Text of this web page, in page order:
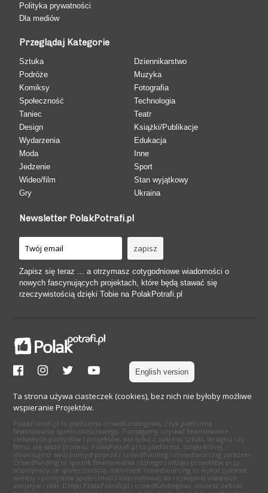
Polityka prywatności
Dla mediów
Przeglądaj Kategorie
Sztuka
Podróże
Komiksy
Społeczność
Taniec
Design
Wydarzenia
Moda
Jedzenie
Wideo/film
Gry
Dziennikarstwo
Muzyka
Fotografia
Technologia
Teatr
Książki/Publikacje
Edukacja
Inne
Sport
Stan wyjątkowy
Ukraina
Newsletter PolakPotrafi.pl
Zapisz się teraz ... a otrzymasz cotygodniowe wiadomości o
nowych fascynujących projektach, które będą stawać się
rzeczywistością dzięki Tobie na PolakPotrafi.pl
English version
Ta strona używa ciasteczek (cookies), bez nich nie byłoby możliwe
wspieranie Projektów.
PolakPotrafi.pl to platforma crowdfundingowa, czyli platforma
finansowania społecznościowego. Pomagamy uzyskać finansowanie
ciekawych pomysłów i projektów, nie tylko z zakresu sztuki, designu czy
filmu, ale także biznesu. PolakPotrafi.pl to platforma, dzięki której
sfinansujesz swój pomysł poprzez crowdfunding i crowdsourcing zarazem.
Crowdfunding to sposób finansowania różnego rodzaju projektów przy
współpracy ze społecznością, natomiast crowdsourcing to wykorzystanie
wiedzy i pomysłów społeczności internetowej do rozwijania własnych
inicjatyw i idei. Dzięki PolakPotrafi.pl i crowdfundingowi, możesz zebrać